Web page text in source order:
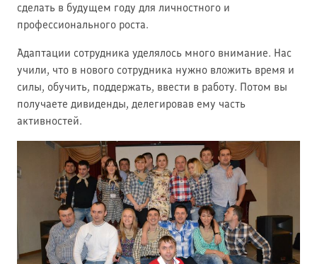
сделать в будущем году для личностного и
профессионального роста.
Адаптации сотрудника уделялось много внимание. Нас
учили, что в нового сотрудника нужно вложить время и
силы, обучить, поддержать, ввести в работу. Потом вы
получаете дивиденды, делегировав ему часть
активностей.